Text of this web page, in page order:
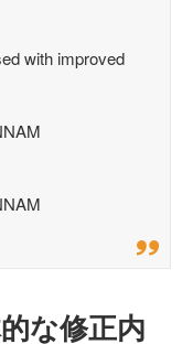
with improved
な修正内